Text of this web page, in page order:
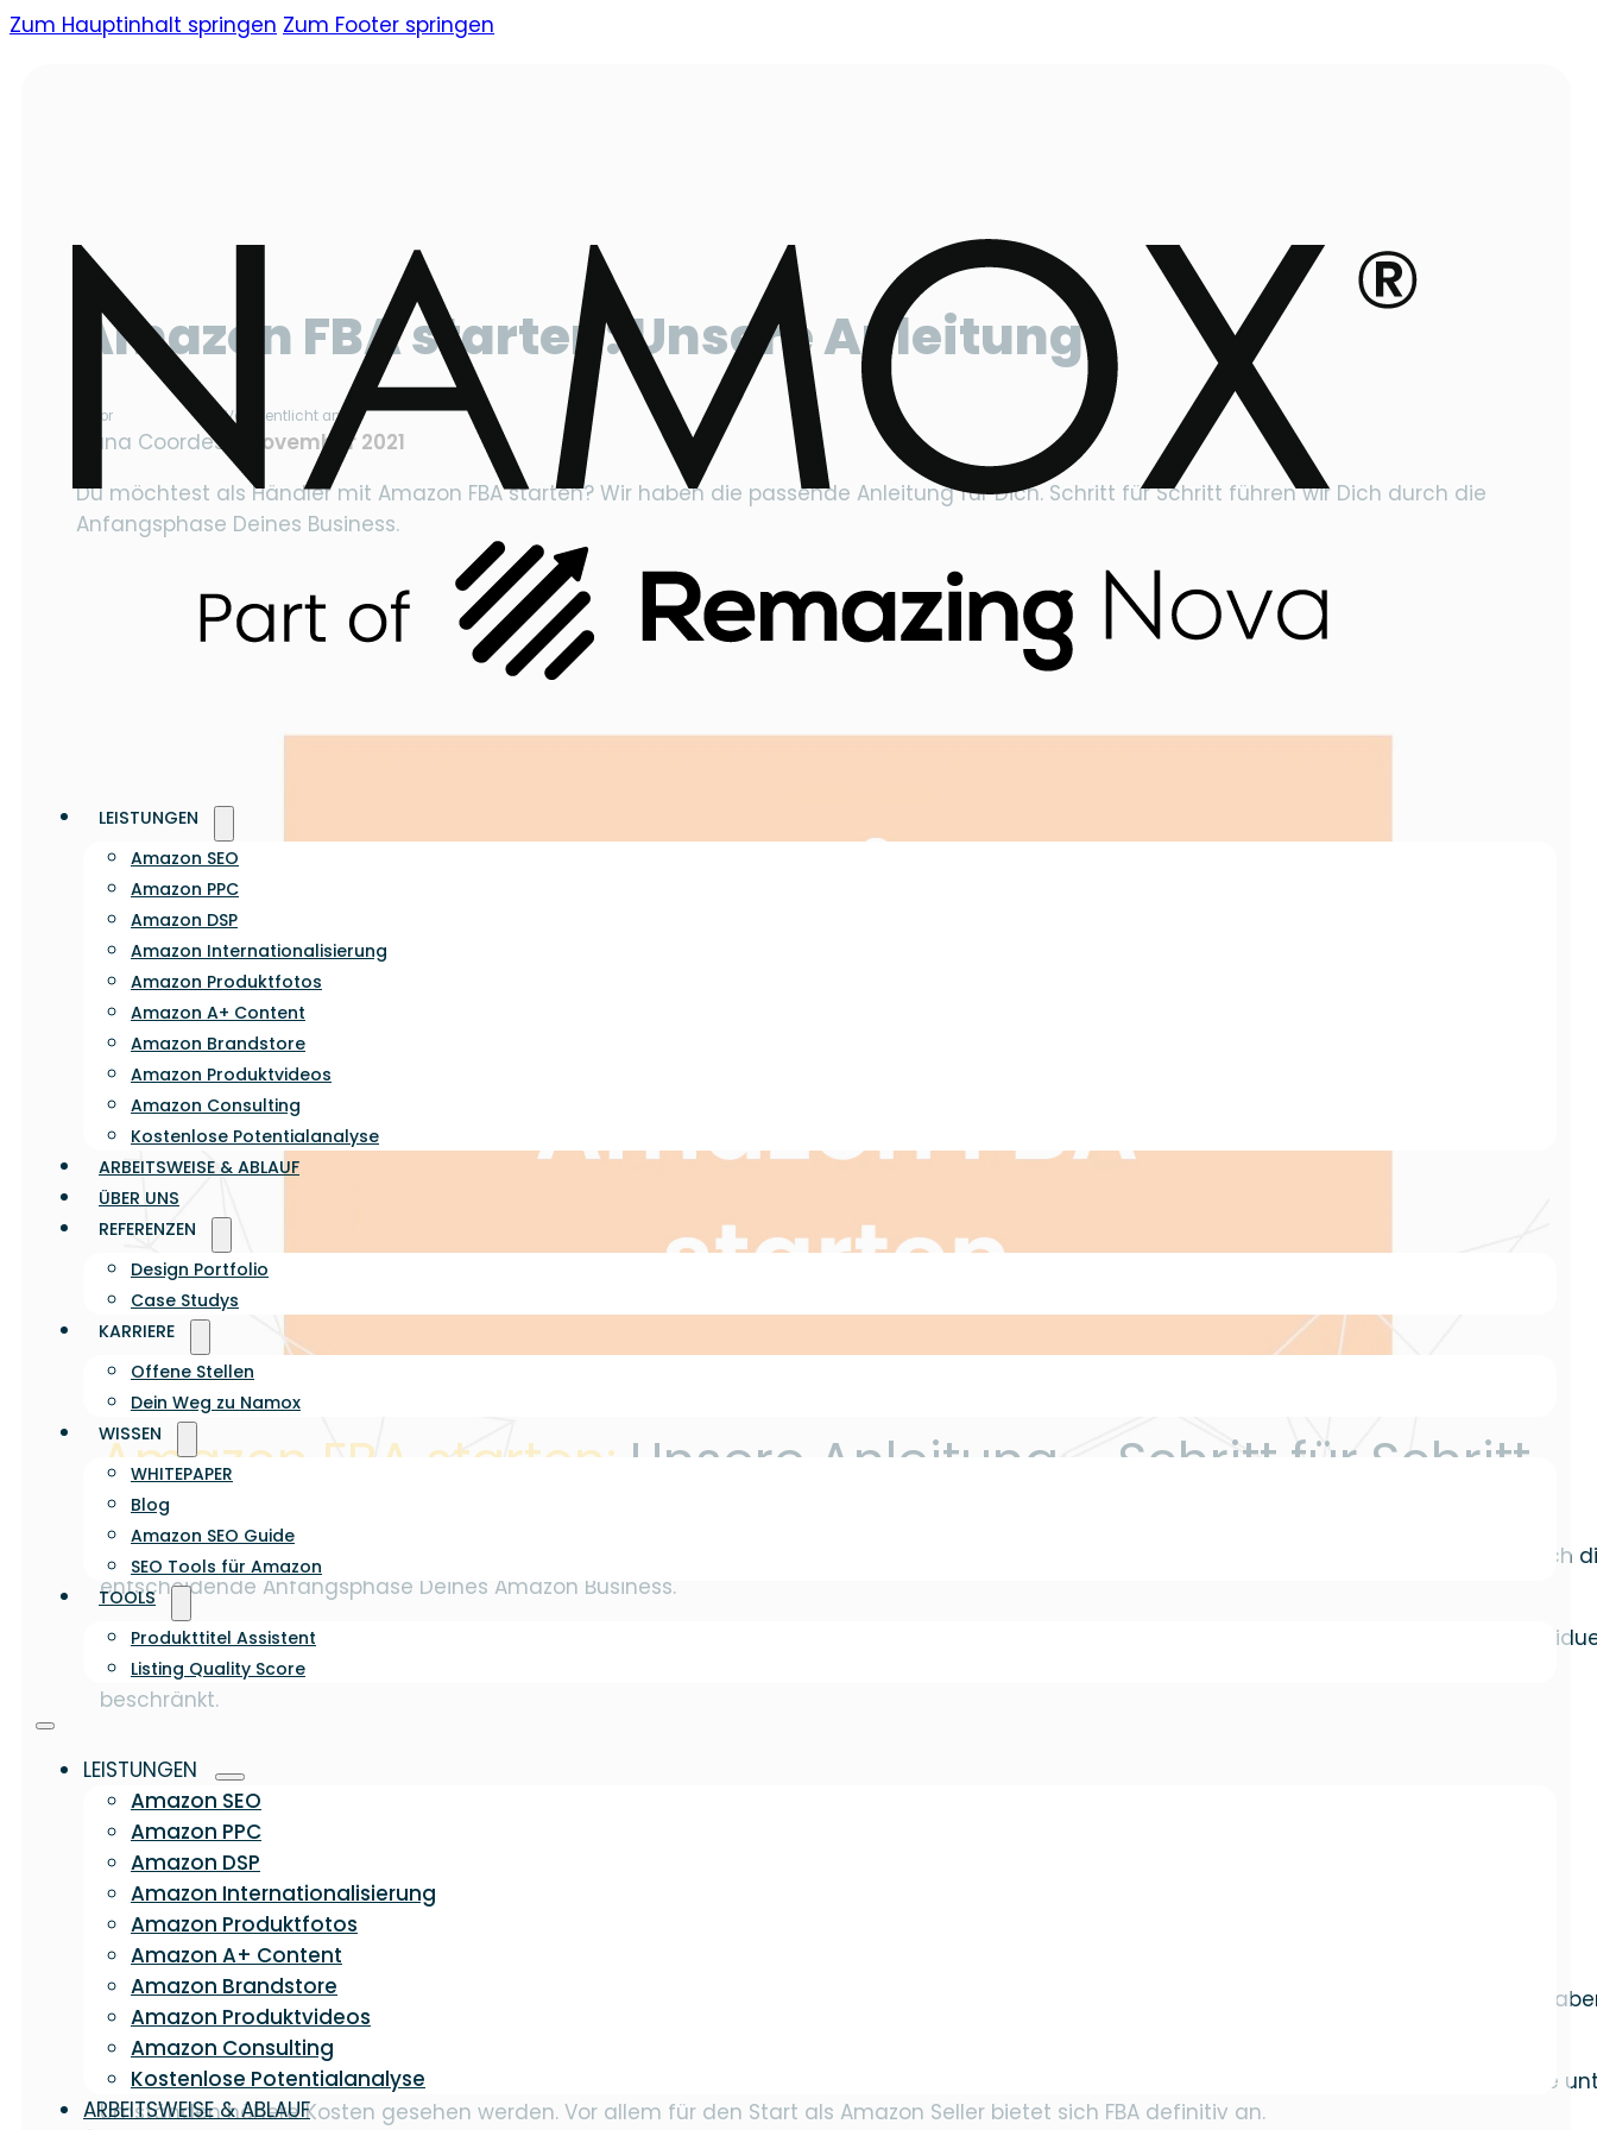
Zum Hauptinhalt springen Zum Footer springen
LEISTUNGEN
Amazon SEO
Amazon PPC
Amazon DSP
Amazon Internationalisierung
Amazon Produktfotos
Amazon A+ Content
Amazon Brandstore
Amazon Produktvideos
Amazon Consulting
Kostenlose Potentialanalyse
ARBEITSWEISE & ABLAUF
ÜBER UNS
REFERENZEN
Design Portfolio
Case Studys
KARRIERE
Offene Stellen
Dein Weg zu Namox
WISSEN
WHITEPAPER
Blog
Amazon SEO Guide
SEO Tools für Amazon
TOOLS
Produkttitel Assistent
Listing Quality Score
LEISTUNGEN
Amazon SEO
Amazon PPC
Amazon DSP
Amazon Internationalisierung
Amazon Produktfotos
Amazon A+ Content
Amazon Brandstore
Amazon Produktvideos
Amazon Consulting
Kostenlose Potentialanalyse
ARBEITSWEISE & ABLAUF
Amazon FBA starten: Unsere Anleitung
Autor
Dana Coordes
Veröffentlicht am
8. November 2021
Du möchtest als Händler mit Amazon FBA starten? Wir haben die passende Anleitung für Dich. Schritt für Schritt führen wir Dich durch die
Anfangsphase Deines Business.
Amazon FBA starten: Unsere Anleitung – Schritt für Schritt
Du möchtest als Händler mit Amazon FBA starten? Dann haben wir hier die passende Anleitung für Dich. Schritt für Schritt führen wir Dich durch
entscheidende Anfangsphase Deines Amazon Business.
Ein wichtiger Hinweis zu Beginn: Diese FBA Anleitung stellt keinen Anspruch auf Vollständigkeit. Der Start des eigenen FBA Business ist sehr
da jeder Händler andere Voraussetzungen mitbringt. Wir haben uns daher auf die entscheidendsten Schritte für Dein erfolgreiches Business
beschränkt.
Was ist Amazon FBA überhaupt?
Die wichtigste Frage zu Beginn: Was bedeutet Amazon FBA überhaupt? FBA steht für „Fulfillment by Amazon“ und bedeutet, dass Amazon die
Abwicklung eines Einkaufs auf dem Marktplatz übernimmt. Dazu gehört die Lagerung des Produkts, der Versand, die Retouren und die
Kundenbetreuung. All diese Aufgaben liegen nicht beim Händler – also Dir, wenn du mit Amazon FBA starten möchtest – sondern bei Amazon.
Damit unterscheidet sich FBA vom „Fulfillment by Merchant“ (FBM). Bei diesem wird die Ware auch über Amazon verkauft, der Verkäufer trägt
die Verantwortung für die gesamte Abwicklung des Kaufs.
Ein großer Vorteil von Amazon FBA ist also der deutlich geringere Aufwand und damit der Fokus auf das Kerngeschäft. Als Nachteil können die
Umständen höhere Kosten gesehen werden. Vor allem für den Start als Amazon Seller bietet sich FBA definitiv an.